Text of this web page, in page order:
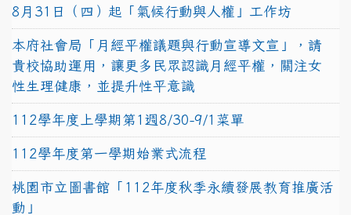
8月31日（四）起「氣候行動與人權」工作坊
本府社會局「月經平權議題與行動宣導文宣」，請
貴校協助運用，讓更多民眾認識月經平權，關注女
性生理健康，並提升性平意識
112學年度上學期第1週8/30-9/1菜單
112學年度第一學期始業式流程
桃園市立圖書館「112年度秋季永續發展教育推廣活
動」